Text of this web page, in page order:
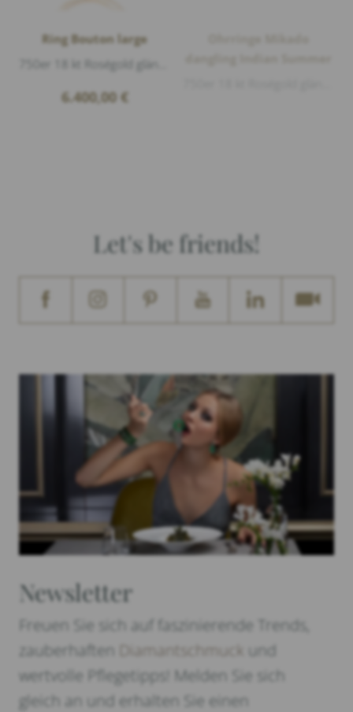
Ring Bouton large
6.400,00 €
Let's be friends!
Newsletter
Freuen Sie sich auf faszinierende Trends,
zauberhaften
Diamantschmuck
und
wertvolle Pflegetipps! Melden Sie sich
gleich an und erhalten Sie einen